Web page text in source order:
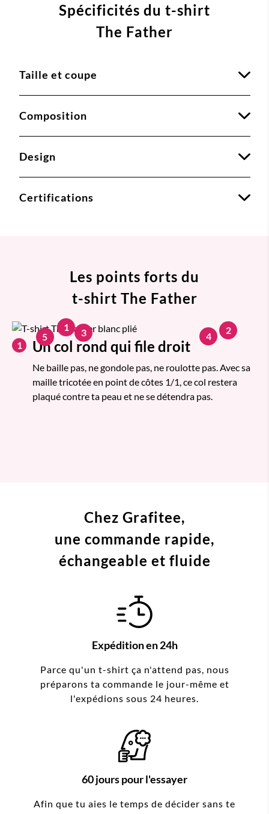
Spécificités du t-shirt
The Father
Taille et coupe
Composition
Design
Certifications
Les points forts du
t-shirt The Father
1 Un col rond qui file droit
Ne baille pas, ne gondole pas, ne roulotte pas. Avec sa
maille tricotée en point de côtes 1/1, ce col restera
plaqué contre ta peau et ne se détendra pas.
1 2
3 4
5
Chez Grafitee,
une commande rapide,
échangeable et fluide
Expédition en 24h
Parce qu'un t-shirt ça n'attend pas, nous
préparons ta commande le jour-même et
l'expédions sous 24 heures.
60 jours pour l'essayer
Afin que tu aies le temps de décider sans te